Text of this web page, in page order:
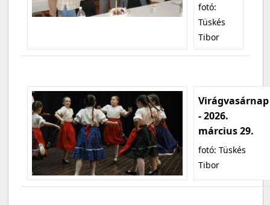
fotó:
Tüskés
Tibor
Virágvasárnap
- 2026.
március 29.
fotó: Tüskés
Tibor